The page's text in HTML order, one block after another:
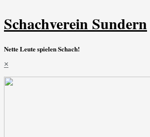
Schachverein Sundern
Nette Leute spielen Schach!
×